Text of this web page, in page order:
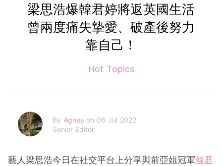
梁思浩爆韓君婷將返英國生活
曾兩度痛失摯愛、破產後努力
靠自己！
Hot Topics
By Agnes on 06 Jul 2022
Senior Editor
藝人梁思浩今日在社交平台上分享與前亞姐冠軍韓君